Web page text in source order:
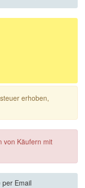
erhoben,
von Käufern mit
per Email